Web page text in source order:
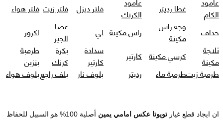
الكام
غطا رديتر
الكرنك
فلتر ديزل فلتر زيت فلتر هواء
حذاف
وجه راس
مكينة
راس مكينة لي
عصا
الجير
اكزوز
ثلاجة
مكينة
كرسي مكينة كارتير
سدادة
كارتير
بكرة
كرنك
طرمبة
بنزين
طرمبة زيتطرمبة ماء رديتر بلوف نار بلف راجعبلوف هواء
ان ايجاد قطع غيار تويوتا عكس امامي يمين
أصلية 100% هو السبيل للحفاظ